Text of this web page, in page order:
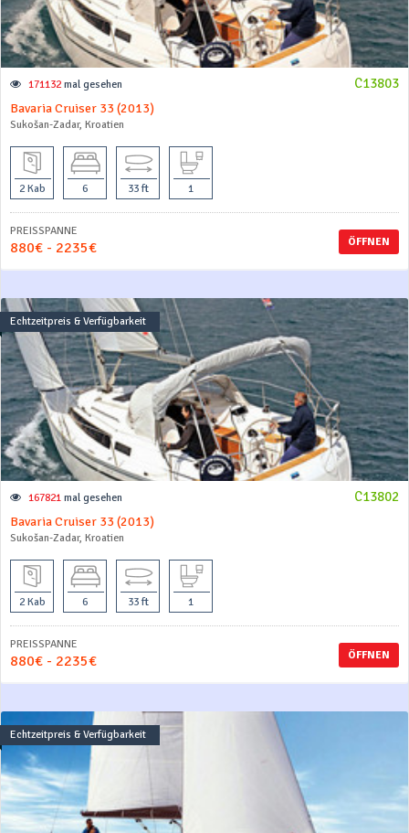
C13803
171132 mal gesehen
Bavaria Cruiser 33 (2013)
Sukošan-Zadar, Kroatien
2 Kab 6 33 ft 1
ÖFFNEN
PREISSPANNE
880€ - 2235€
Echtzeitpreis & Verfügbarkeit
C13802
167821 mal gesehen
Bavaria Cruiser 33 (2013)
Sukošan-Zadar, Kroatien
2 Kab 6 33 ft 1
ÖFFNEN
PREISSPANNE
880€ - 2235€
Echtzeitpreis & Verfügbarkeit